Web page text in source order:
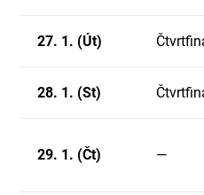
27. 1. (Út)
28. 1. (St)
29. 1. (Čt) —